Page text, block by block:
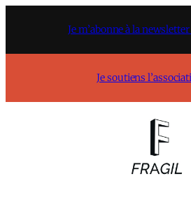
Je m’abonne à la
Je soutiens